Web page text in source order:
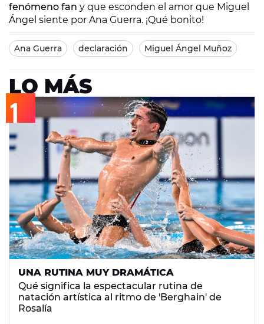
fenómeno fan y que esconden el amor que Miguel
Ángel siente por Ana Guerra. ¡Qué bonito!
Ana Guerra declaración Miguel Ángel Muñoz
LO MÁS
UNA RUTINA MUY DRAMÁTICA
Qué significa la espectacular rutina de
natación artística al ritmo de 'Berghain' de
Rosalía